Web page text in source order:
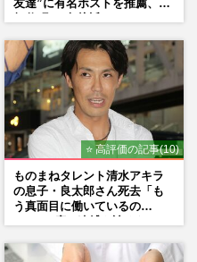
友達”に有名ホストを推薦、歌
⭐ 高評価の記事(10)
ものまねタレント清水アキラ
の息子・良太郎さん死去「も
う真面目に働いているの